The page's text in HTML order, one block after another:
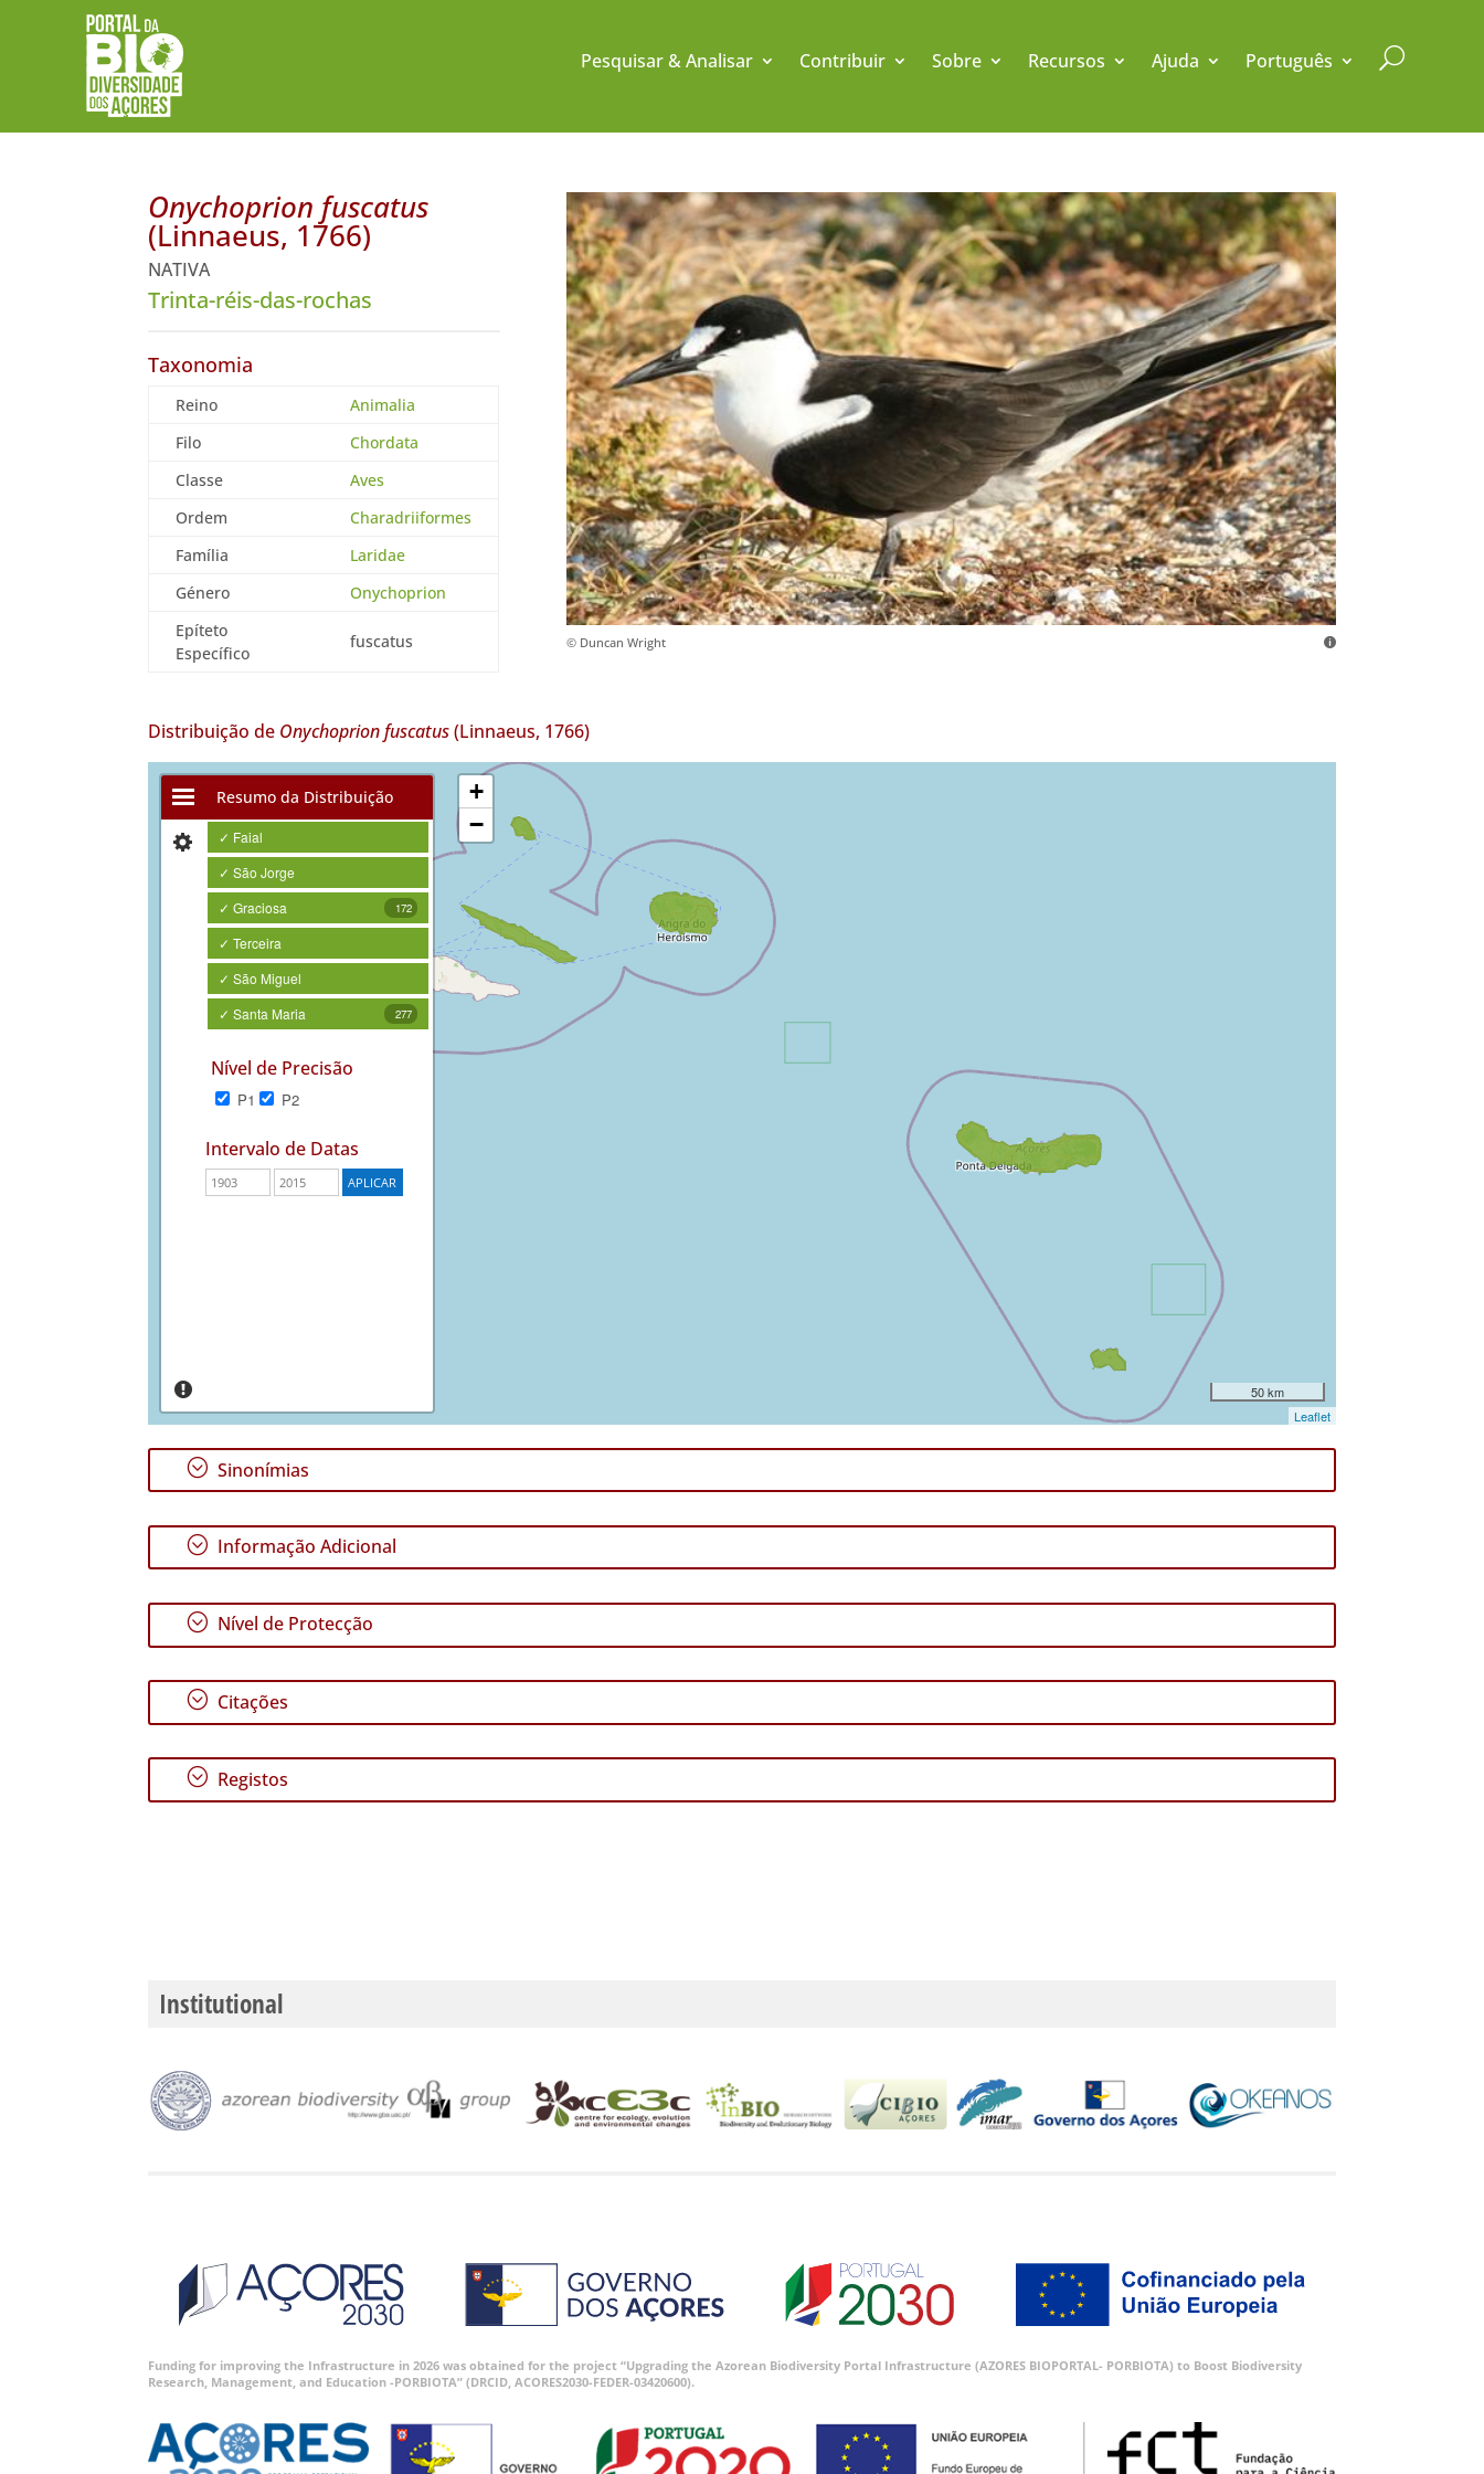
Pesquisar & Analisar Contribuir Sobre Recursos Ajuda Português U
Onychoprion fuscatus
(Linnaeus, 1766)
NATIVA
Trinta-réis-das-rochas
Taxonomia
Reino
Animalia
Filo
Chordata
Classe
Aves
Ordem
Charadriiformes
Família
Laridae
Género
Onychoprion
Epíteto
Específico
fuscatus © Duncan Wright
Distribuição de Onychoprion fuscatus(Linnaeus, 1766)
Resumo da Distribuição
✓ Faial
✓ São Jorge
✓ Graciosa
172
✓ Terceira
✓ São Miguel
✓ Santa Maria
277
Nível de Precisão
P1 P2
Intervalo de Datas
+
−
50 km
Leaflet
; Sinonímias
; Informação Adicional
; Nível de Protecção
; Citações
; Registos
Institutional
Funding for improving the Infrastructure in 2026 was obtained for the project “Upgrading the Azorean Biodiversity Portal Infrastructure (AZORES BIOPORTAL- PORBIOTA) to Boost Biodiversity
Research, Management, and Education -PORBIOTA” (DRCID, ACORES2030-FEDER-03420600).